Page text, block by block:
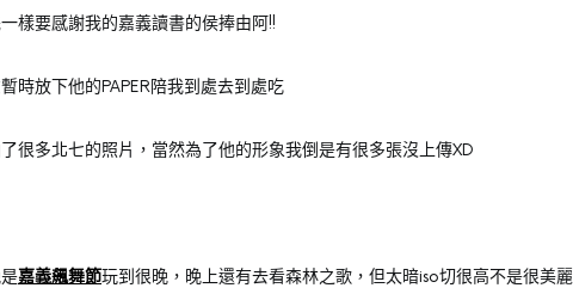
樣要感謝我的嘉義讀書的侯捧由阿!!
時放下他的PAPER陪我到處去到處吃
很多北七的照片，當然為了他的形象我倒是有很多張沒上傳XD
嘉義飆舞節玩到很晚，晚上還有去看森林之歌，但太暗iso切很高不是很美麗